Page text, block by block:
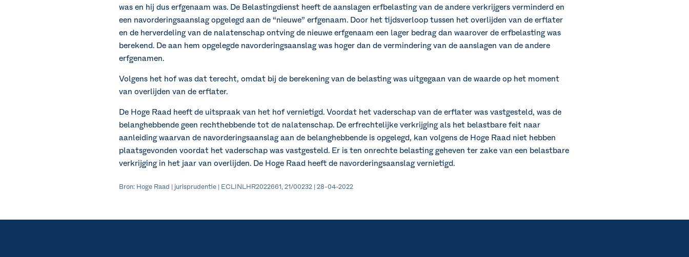
was en hij dus erfgenaam was. De Belastingdienst heeft de aanslagen erfbelasting van de andere verkrijgers verminderd en
een navorderingsaanslag opgelegd aan de “nieuwe” erfgenaam. Door het tijdsverloop tussen het overlijden van de erflater
en de herverdeling van de nalatenschap ontving de nieuwe erfgenaam een lager bedrag dan waarover de erfbelasting was
berekend. De aan hem opgelegde navorderingsaanslag was hoger dan de vermindering van de aanslagen van de andere
erfgenamen.
Volgens het hof was dat terecht, omdat bij de berekening van de belasting was uitgegaan van de waarde op het moment
van overlijden van de erflater.
De Hoge Raad heeft de uitspraak van het hof vernietigd. Voordat het vaderschap van de erflater was vastgesteld, was de
belanghebbende geen rechthebbende tot de nalatenschap. De erfrechtelijke verkrijging als het belastbare feit naar
aanleiding waarvan de navorderingsaanslag aan de belanghebbende is opgelegd, kan volgens de Hoge Raad niet hebben
plaatsgevonden voordat het vaderschap was vastgesteld. Er is ten onrechte belasting geheven ter zake van een belastbare
verkrijging in het jaar van overlijden. De Hoge Raad heeft de navorderingsaanslag vernietigd.
Bron: Hoge Raad | jurisprudentie | ECLINLHR2022661, 21/00232 | 28-04-2022